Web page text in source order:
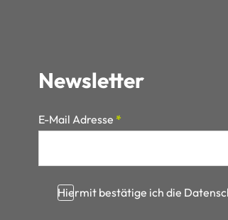
Newsletter
Section
E-Mail Adresse *
Hiermit bestätige ich die